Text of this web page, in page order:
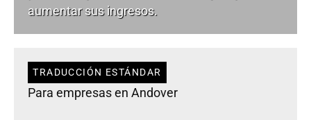
aumentar sus ingresos.
TRADUCCIÓN ESTÁNDAR
Para empresas en Andover